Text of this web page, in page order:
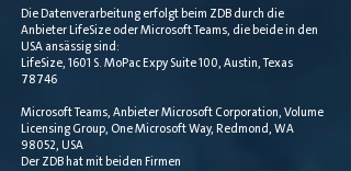
Die Datenverarbeitung erfolgt beim ZDB durch die
Anbieter LifeSize oder Microsoft Teams, die beide in den
USA ansässig sind:
LifeSize, 1601 S. MoPac Expy Suite 100, Austin, Texas
78746
Microsoft Teams, Anbieter Microsoft Corporation, Volume
Licensing Group, One Microsoft Way, Redmond, WA
98052, USA
Der ZDB hat mit beiden Firmen